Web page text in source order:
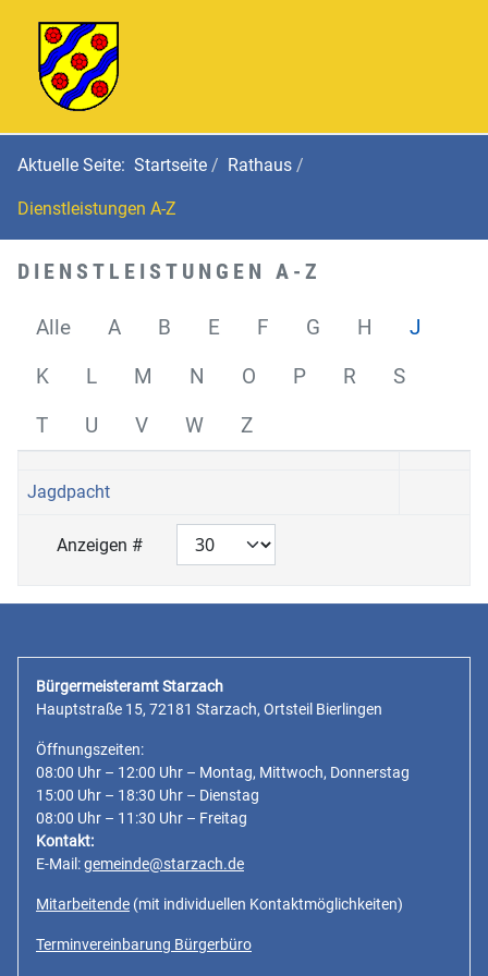
Aktuelle Seite: Startseite Rathaus
Dienstleistungen A-Z
DIENSTLEISTUNGEN A-Z
Alle A B E F G H
J
K
L M N O P R
S
T
U V W Z
Anzeigen #
Jagdpacht
Bürgermeisteramt Starzach
Hauptstraße 15, 72181 Starzach, Ortsteil Bierlingen
Öffnungszeiten:
08:00 Uhr – 12:00 Uhr – Montag, Mittwoch, Donnerstag
15:00 Uhr – 18:30 Uhr – Dienstag
08:00 Uhr – 11:30 Uhr – Freitag
Kontakt:
E-Mail:gemeinde@starzach.de
Mitarbeitende (mit individuellen Kontaktmöglichkeiten)
Terminvereinbarung Bürgerbüro